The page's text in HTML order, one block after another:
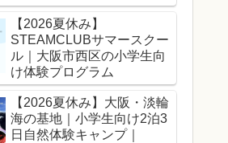
【2026夏休み】
STEAMCLUBサマースクー
ル｜大阪市西区の小学生向
け体験プログラム
【2026夏休み】大阪・淡輪
海の基地｜小学生向け2泊3
日自然体験キャンプ｜